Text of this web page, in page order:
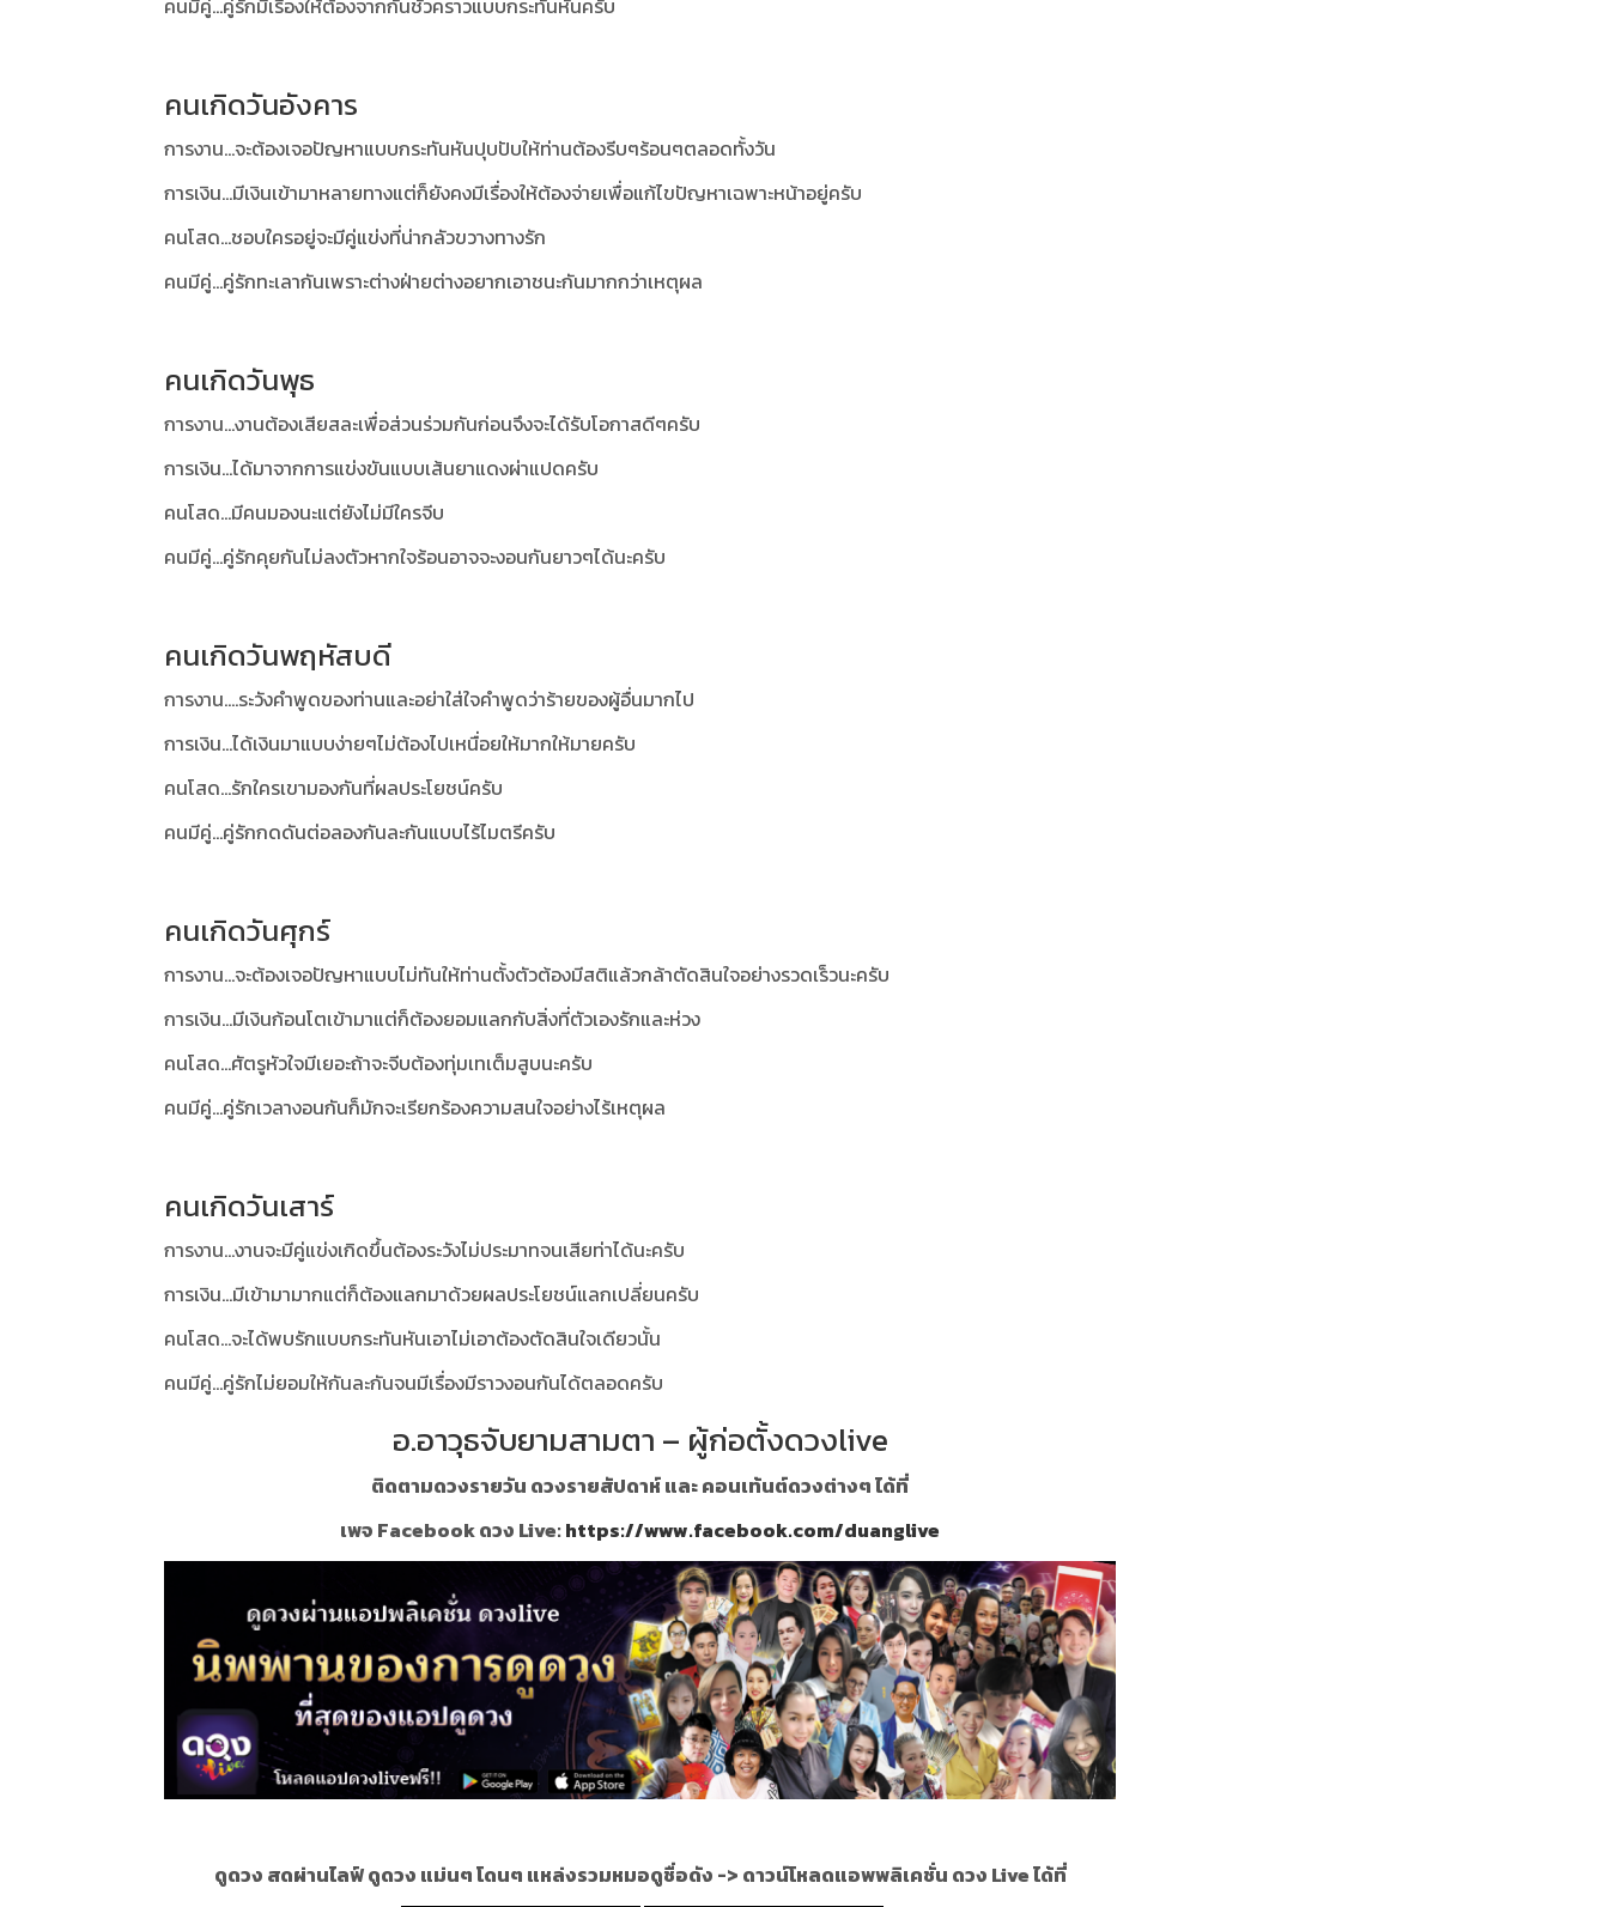
คนมีคู่...คู่รักมีเรื่องให้ต้องจากกันชั่วคราวแบบกระทันหันครับ
คนเกิดวันอังคาร
การงาน...จะต้องเจอปัญหาแบบกระทันหันปุบปับให้ท่านต้องรีบๆร้อนๆตลอดทั้งวัน
การเงิน...มีเงินเข้ามาหลายทางแต่ก็ยังคงมีเรื่องให้ต้องจ่ายเพื่อแก้ไขปัญหาเฉพาะหน้าอยู่ครับ
คนโสด...ชอบใครอยู่จะมีคู่แข่งที่น่ากลัวขวางทางรัก
คนมีคู่...คู่รักทะเลากันเพราะต่างฝ่ายต่างอยากเอาชนะกันมากกว่าเหตุผล
คนเกิดวันพุธ
การงาน...งานต้องเสียสละเพื่อส่วนร่วมกันก่อนจึงจะได้รับโอกาสดีๆครับ
การเงิน...ได้มาจากการแข่งขันแบบเส้นยาแดงผ่าแปดครับ
คนโสด...มีคนมองนะแต่ยังไม่มีใครจีบ
คนมีคู่...คู่รักคุยกันไม่ลงตัวหากใจร้อนอาจจะงอนกันยาวๆได้นะครับ
คนเกิดวันพฤหัสบดี
การงาน....ระวังคำพูดของท่านและอย่าใส่ใจคำพูดว่าร้ายของผู้อื่นมากไป
การเงิน...ได้เงินมาแบบง่ายๆไม่ต้องไปเหนื่อยให้มากให้มายครับ
คนโสด...รักใครเขามองกันที่ผลประโยชน์ครับ
คนมีคู่...คู่รักกดดันต่อลองกันละกันแบบไร้ไมตรีครับ
คนเกิดวันศุกร์
การงาน...จะต้องเจอปัญหาแบบไม่ทันให้ท่านตั้งตัวต้องมีสติแล้วกล้าตัดสินใจอย่างรวดเร็วนะครับ
การเงิน...มีเงินก้อนโตเข้ามาแต่ก็ต้องยอมแลกกับสิ่งที่ตัวเองรักและห่วง
คนโสด...ศัตรูหัวใจมีเยอะถ้าจะจีบต้องทุ่มเทเต็มสูบนะครับ
คนมีคู่...คู่รักเวลางอนกันก็มักจะเรียกร้องความสนใจอย่างไร้เหตุผล
คนเกิดวันเสาร์
การงาน...งานจะมีคู่แข่งเกิดขึ้นต้องระวังไม่ประมาทจนเสียท่าได้นะครับ
การเงิน...มีเข้ามามากแต่ก็ต้องแลกมาด้วยผลประโยชน์แลกเปลี่ยนครับ
คนโสด...จะได้พบรักแบบกระทันหันเอาไม่เอาต้องตัดสินใจเดียวนั้น
คนมีคู่...คู่รักไม่ยอมให้กันละกันจนมีเรื่องมีราวงอนกันได้ตลอดครับ
อ.อาวุธจับยามสามตา – ผู้ก่อตั้งดวงlive
ติดตามดวงรายวัน ดวงรายสัปดาห์ และ คอนเท้นต์ดวงต่างๆ ได้ที่
เพจ Facebook ดวง Live:https://www.facebook.com/duanglive
ดูดวง สดผ่านไลฟ์ ดูดวง แม่นๆ โดนๆ แหล่งรวมหมอดูชื่อดัง -> ดาวน์โหลดแอพพลิเคชั่น ดวง Live ได้ที่